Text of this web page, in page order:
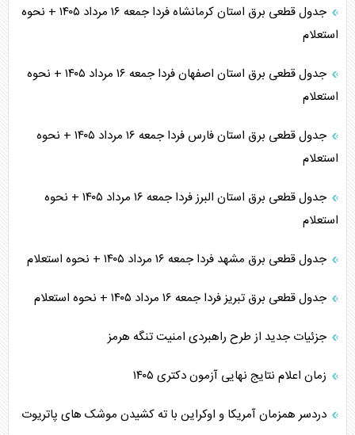
جدول قطعی برق استان کرمانشاه فردا جمعه ۱۶ مرداد ۱۴۰۵ + نحوه
استعلام
جدول قطعی برق استان اصفهان فردا جمعه ۱۶ مرداد ۱۴۰۵ + نحوه
استعلام
جدول قطعی برق استان فارس فردا جمعه ۱۶ مرداد ۱۴۰۵ + نحوه
استعلام
جدول قطعی برق استان البرز فردا جمعه ۱۶ مرداد ۱۴۰۵ + نحوه
استعلام
جدول قطعی برق مشهد فردا جمعه ۱۶ مرداد ۱۴۰۵ + نحوه استعلام
جدول قطعی برق تبریز فردا جمعه ۱۶ مرداد ۱۴۰۵ + نحوه استعلام
جزئیات جدید از طرح راهبردی امنیت تنگه هرمز
زمان اعلام نتایج نهایی آزمون دکتری ۱۴۰۵
دردسر همزمان آمریکا و اوکراین با ته کشیدن موشک های پاتریوت